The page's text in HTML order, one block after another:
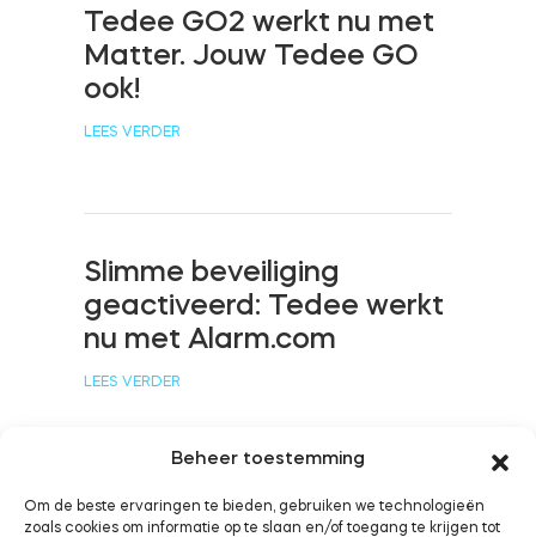
Beheer toestemming
Om de beste ervaringen te bieden, gebruiken we technologieën
zoals cookies om informatie op te slaan en/of toegang te krijgen tot
Home toegang
Tedee Keypad PRO
Tedee GO2 werkt nu met
Matter. Jouw Tedee GO
ook!
LEES VERDER
Slimme beveiliging
geactiveerd: Tedee werkt
nu met Alarm.com
LEES VERDER
Tedee werkt nu met